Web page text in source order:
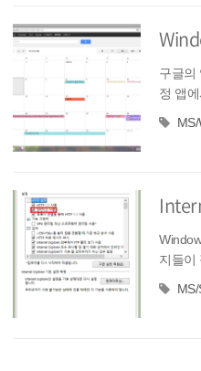
구글의
정 앱
지들이